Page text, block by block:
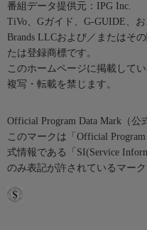
番組データ提供元：IPG Inc.
TiVo、Gガイド、G-GUIDE、
Brands LLCおよび／またはそ
たは登録商標です。
このホームページに掲載して
複写・転載を禁じます。
Official Program Data Mark（公
このマークは「Official
式情報である「SI(Service
のみ表記が許されているマーク